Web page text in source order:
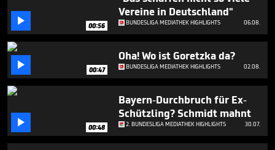
 00:56
Vereine in Deutschland"
BUNDESLIGA MEDIATHEK HIGHLIGHTS 06.08.
 00:47
Oha! Wo ist Goretzka da?
BUNDESLIGA MEDIATHEK HIGHLIGHTS 02.08.
 00:48
Bayern-Durchbruch für Ex-
Schützling? Schmidt mahnt
2. BUNDESLIGA MEDIATHEK HIGHLIGHTS 30.07.